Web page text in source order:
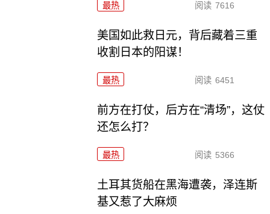
最热 阅读 7616
美国如此救日元，背后藏着三重
收割日本的阳谋！
最热 阅读 6451
前方在打仗，后方在“清场”，这仗
还怎么打？
最热 阅读 5366
土耳其货船在黑海遭袭，泽连斯
基又惹了大麻烦